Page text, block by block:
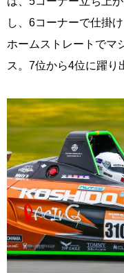
し、6コーナーで仕掛
ホームストレートでマ
ス。7位から4位に躍り